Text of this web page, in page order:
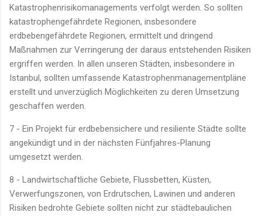
Katastrophenrisikomanagements verfolgt werden. So sollten
katastrophengefährdete Regionen, insbesondere
erdbebengefährdete Regionen, ermittelt und dringend
Maßnahmen zur Verringerung der daraus entstehenden Risiken
ergriffen werden. In allen unseren Städten, insbesondere in
Istanbul, sollten umfassende Katastrophenmanagementpläne
erstellt und unverzüglich Möglichkeiten zu deren Umsetzung
geschaffen werden.
7 - Ein Projekt für erdbebensichere und resiliente Städte sollte
angekündigt und in der nächsten Fünfjahres-Planung
umgesetzt werden.
8 - Landwirtschaftliche Gebiete, Flussbetten, Küsten,
Verwerfungszonen, von Erdrutschen, Lawinen und anderen
Risiken bedrohte Gebiete sollten nicht zur städtebaulichen